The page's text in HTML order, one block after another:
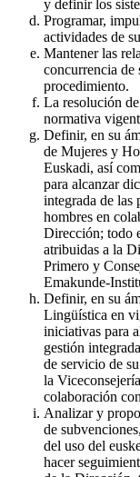
y definir los
Programar,
actividades de
Mantener las
concurrencia de
procedimiento.
La resolución
normativa
Definir, en su
de Mujeres y
Euskadi, así
para alcanzar
integrada de las
hombres en
Dirección; todo
atribuidas a la
Primero y
Emakunde-
Definir, en su
Lingüística en
iniciativas para
gestión
de servicio de
la
colaboración
Analizar y
de
del uso del
hacer